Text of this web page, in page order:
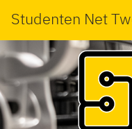
Studenten Net